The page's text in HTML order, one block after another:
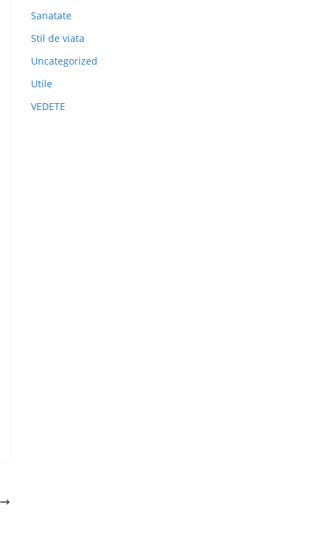
Sanatate
Stil de viata
Uncategorized
Utile
VEDETE